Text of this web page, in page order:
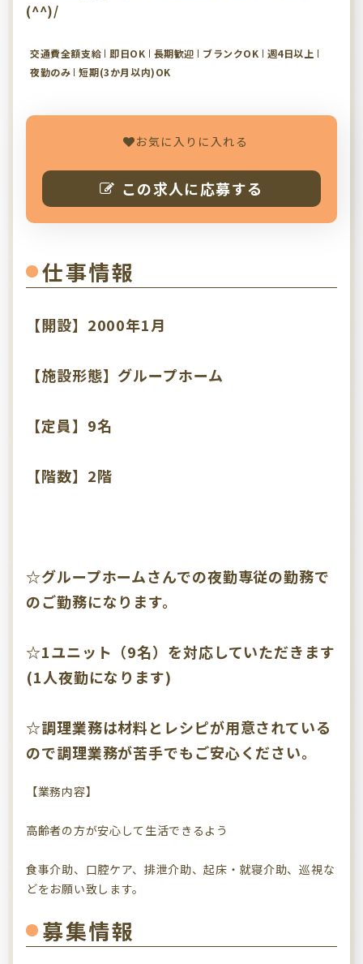
(^^)/
交通費全額支給 即日OK 長期歓迎 ブランクOK
週4日以上
夜勤のみ
短期(3か月以内)OK
お気に入りに入れる
この求人に応募する
仕事情報
【開設】2000年1月
【施設形態】グループホーム
【定員】9名
【階数】2階
☆グループホームさんでの夜勤専従の勤務で
のご勤務になります。
☆1ユニット（9名）を対応していただきます
(1人夜勤になります)
☆調理業務は材料とレシピが用意されている
ので調理業務が苦手でもご安心ください。
【業務内容】
高齢者の方が安心して生活できるよう
食事介助、口腔ケア、排泄介助、起床・就寝介助、巡視な
どをお願い致します。
募集情報